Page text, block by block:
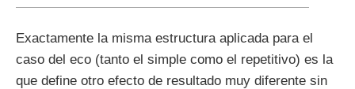
Exactamente la misma estructura aplicada para el
caso del eco (tanto el simple como el repetitivo) es la
que define otro efecto de resultado muy diferente sin